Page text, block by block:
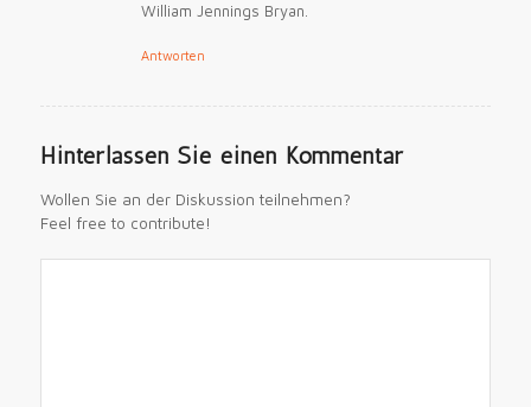
William Jennings Bryan.
Antworten
Hinterlassen Sie einen Kommentar
Wollen Sie an der Diskussion teilnehmen?
Feel free to contribute!